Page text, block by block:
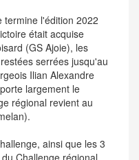
termine l'édition 2022
était acquise
(GS Ajoie), les
serrées jusqu'au
Ilian Alexandre
largement le
régional revient au
ainsi que les 3
Challenge régional